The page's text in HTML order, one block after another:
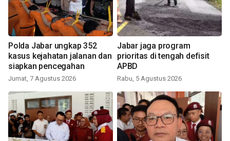
Polda Jabar ungkap 352
kasus kejahatan jalanan dan
siapkan pencegahan
Jumat, 7 Agustus 2026
Jabar jaga program
prioritas di tengah defisit
APBD
Rabu, 5 Agustus 2026